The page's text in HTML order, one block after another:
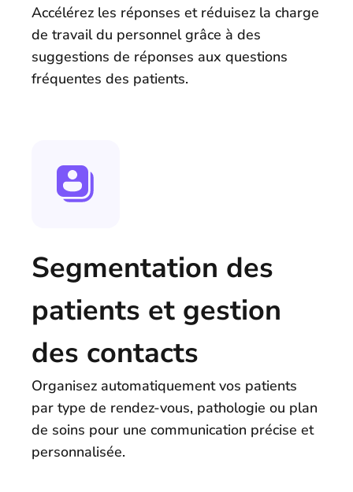
Accélérez les réponses et réduisez la charge
de travail du personnel grâce à des
suggestions de réponses aux questions
fréquentes des patients.
Segmentation des
patients et gestion
des contacts
Organisez automatiquement vos patients
par type de rendez-vous, pathologie ou plan
de soins pour une communication précise et
personnalisée.